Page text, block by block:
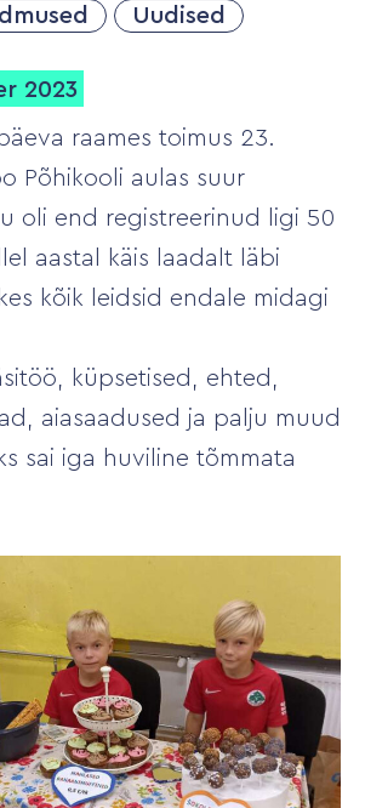
Uudised
2023
raames toimus 23.
Põhikooli aulas suur
oli end registreerinud ligi 50
aastal käis laadalt läbi
kõik leidsid endale midagi
küpsetised, ehted,
aiasaadused ja palju muud
sai iga huviline tõmmata